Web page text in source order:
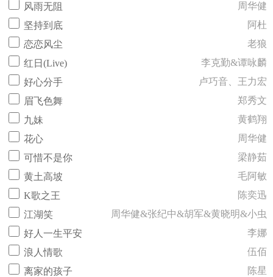
风雨无阻
周华健
坚持到底
阿杜
恋恋风尘
老狼
红日(Live)
李克勤&谭咏麟
好心分手
卢巧音、王力宏
眉飞色舞
郑秀文
九妹
黄鹤翔
花心
周华健
可惜不是你
梁静茹
黄土高坡
毛阿敏
K歌之王
陈奕迅
江湖笑
周华健&张纪中&胡军&黄晓明&小虫
好人一生平安
李娜
浪人情歌
伍佰
离家的孩子
陈星